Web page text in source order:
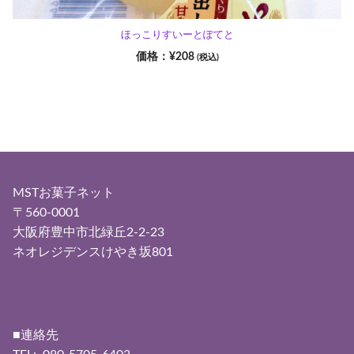
ほっこりすいーとぽてと
¥208 (税込)
MSTお菓子ネット
〒560-0001
大阪府豊中市北緑丘2-2-23
ネオレジデンスけやき坂801
■連絡先